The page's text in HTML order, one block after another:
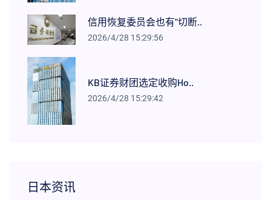
信用恢复委员会也有"切断..
2026/4/28 15:29:56
KB证券财团选定收购Ho..
2026/4/28 15:29:42
日本资讯